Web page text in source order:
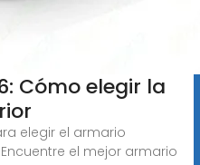
Cómo elegir la
elegir el armario
el mejor armario